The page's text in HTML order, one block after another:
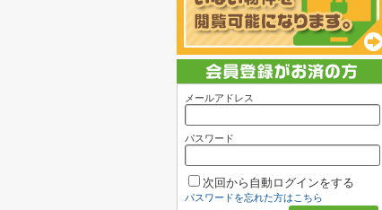
メールアドレス
パスワード
次回から自動ログインをする
パスワードを忘れた方はこちら